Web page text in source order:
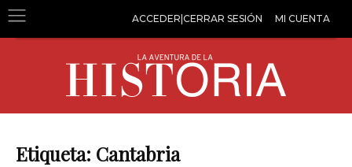
ACCEDER|CERRAR SESIÓN MI CUENTA
Etiqueta: Cantabria